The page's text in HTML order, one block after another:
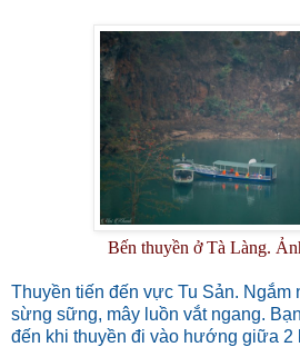
Bến thuyền ở Tà Làng.
Thuyền tiến đến vực Tu Sản. Ngắm
sừng sững, mây luồn vắt ngang.
đến khi thuyền đi vào hướng giữa